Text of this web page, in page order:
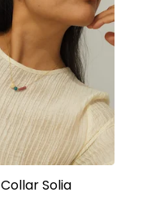
Collar Solia